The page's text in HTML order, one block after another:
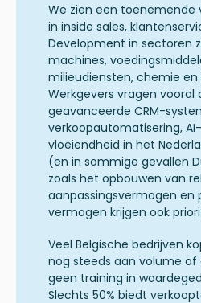
We zien een toenemende
in inside sales,
Development in sectoren
machines,
milieudiensten, chemie
Werkgevers vragen vooral
geavanceerde CRM-
verkoopautomatisering,
vloeiendheid in het
(en in sommige gevallen
zoals het opbouwen van
aanpassingsvermogen en
vermogen krijgen ook
Veel Belgische bedrijven
nog steeds aan volume of
geen training in
Slechts 50% biedt